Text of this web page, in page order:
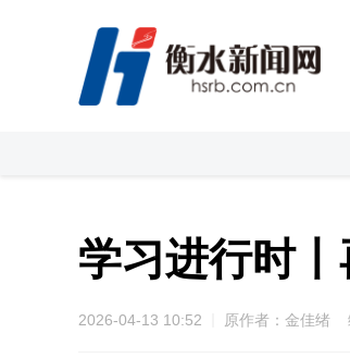
学习进行时
2026-04-13 10:52 原作者：金佳绪